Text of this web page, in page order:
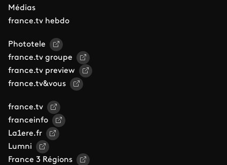
Médias
france.tv hebdo
Phototele
france.tv groupe
france.tv preview
france.tv&vous
france.tv
franceinfo
La1ere.fr
Lumni
France 3 Régions